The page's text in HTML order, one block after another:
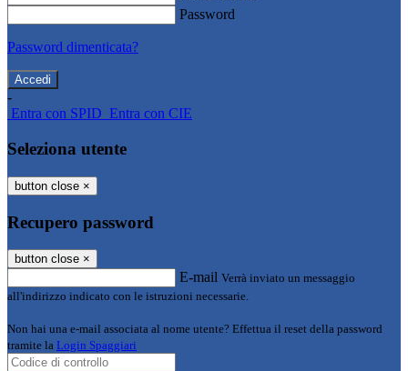
Password
Password dimenticata?
-
Entra con SPID Entra con CIE
Seleziona utente
button close ×
Recupero password
button close ×
E-mail Verrà inviato un messaggio
all'indirizzo indicato con le istruzioni necessarie.
Non hai una e-mail associata al nome utente? Effettua il reset della password
tramite la Login Spaggiari